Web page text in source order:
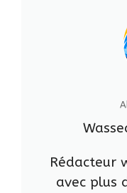
Rédacteur
avec plus